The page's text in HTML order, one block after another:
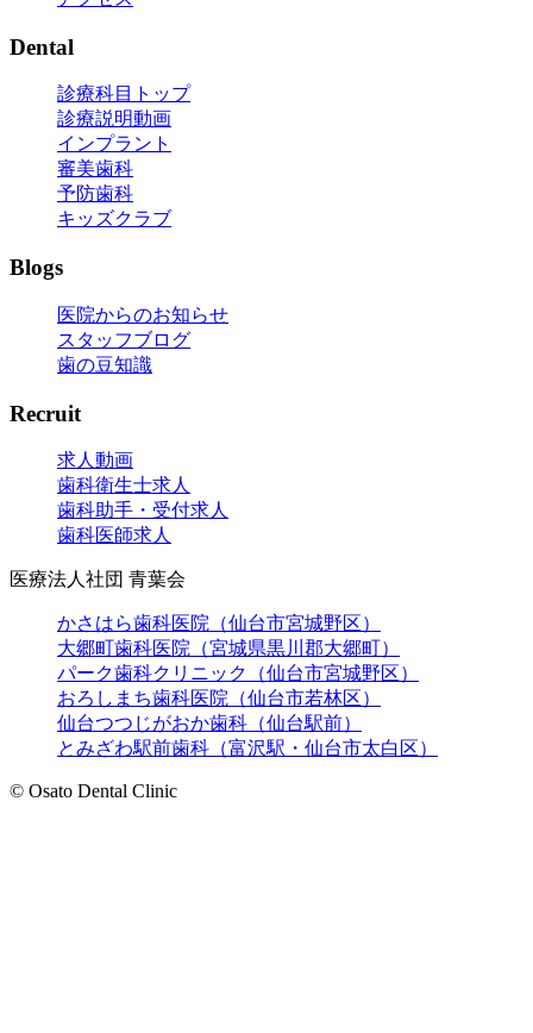
Dental
診療科目トップ
診療説明動画
インプラント
審美歯科
予防歯科
キッズクラブ
Blogs
医院からのお知らせ
スタッフブログ
歯の豆知識
Recruit
求人動画
歯科衛生士求人
歯科助手・受付求人
歯科医師求人
医療法人社団 青葉会
かさはら歯科医院（仙台市宮城野区）
大郷町歯科医院（宮城県黒川郡大郷町）
パーク歯科クリニック（仙台市宮城野区）
おろしまち歯科医院（仙台市若林区）
仙台つつじがおか歯科（仙台駅前）
とみざわ駅前歯科（富沢駅・仙台市太白区）
© Osato Dental Clinic